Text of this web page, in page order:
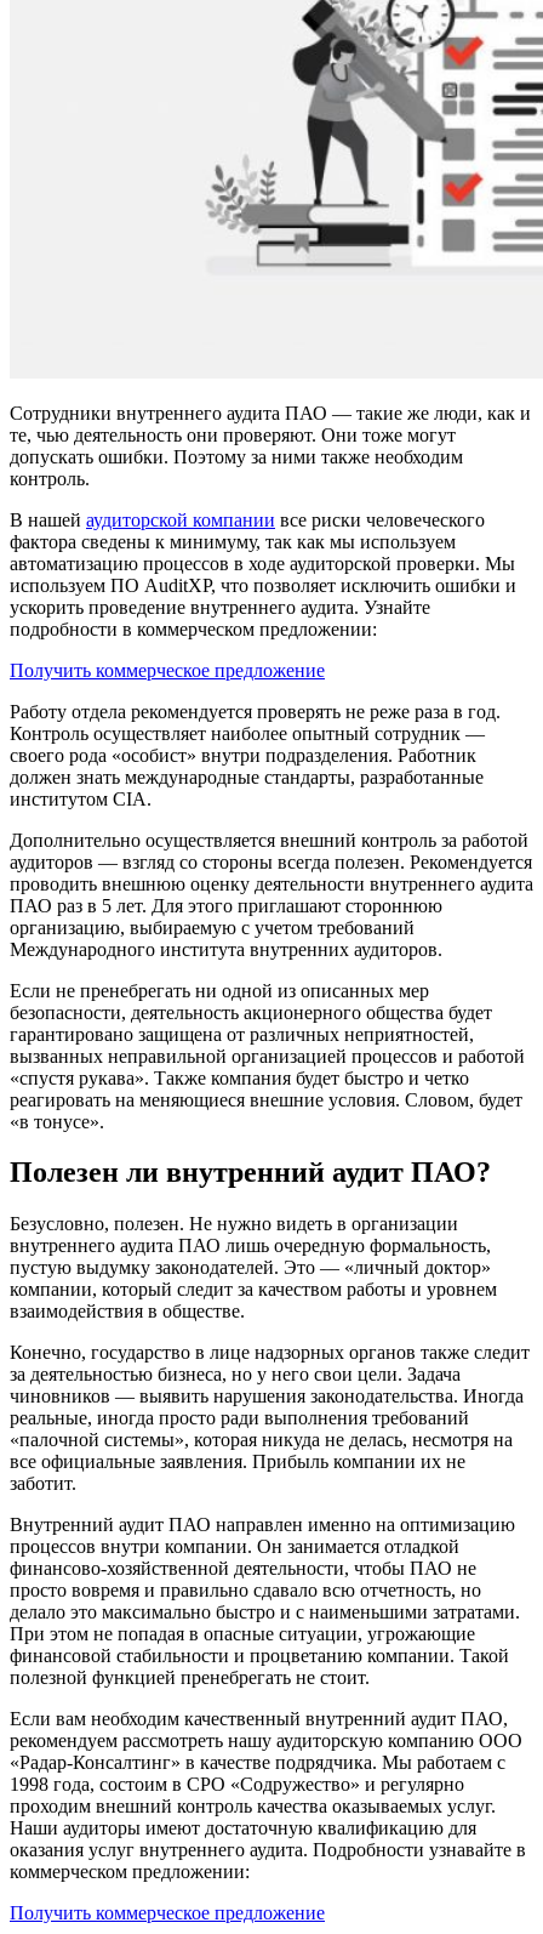
Сотрудники внутреннего аудита ПАО — такие же люди, как и
те, чью деятельность они проверяют. Они тоже могут
допускать ошибки. Поэтому за ними также необходим
контроль.
В нашей аудиторской компании все риски человеческого
фактора сведены к минимуму, так как мы используем
автоматизацию процессов в ходе аудиторской проверки. Мы
используем ПО AuditXP, что позволяет исключить ошибки и
ускорить проведение внутреннего аудита. Узнайте
подробности в коммерческом предложении:
Получить коммерческое предложение
Работу отдела рекомендуется проверять не реже раза в год.
Контроль осуществляет наиболее опытный сотрудник —
своего рода «особист» внутри подразделения. Работник
должен знать международные стандарты, разработанные
институтом CIA.
Дополнительно осуществляется внешний контроль за работой
аудиторов — взгляд со стороны всегда полезен. Рекомендуется
проводить внешнюю оценку деятельности внутреннего аудита
ПАО раз в 5 лет. Для этого приглашают стороннюю
организацию, выбираемую с учетом требований
Международного института внутренних аудиторов.
Если не пренебрегать ни одной из описанных мер
безопасности, деятельность акционерного общества будет
гарантировано защищена от различных неприятностей,
вызванных неправильной организацией процессов и работой
«спустя рукава». Также компания будет быстро и четко
реагировать на меняющиеся внешние условия. Словом, будет
«в тонусе».
Полезен ли внутренний аудит ПАО?
Безусловно, полезен. Не нужно видеть в организации
внутреннего аудита ПАО лишь очередную формальность,
пустую выдумку законодателей. Это — «личный доктор»
компании, который следит за качеством работы и уровнем
взаимодействия в обществе.
Конечно, государство в лице надзорных органов также следит
за деятельностью бизнеса, но у него свои цели. Задача
чиновников — выявить нарушения законодательства. Иногда
реальные, иногда просто ради выполнения требований
«палочной системы», которая никуда не делась, несмотря на
все официальные заявления. Прибыль компании их не
заботит.
Внутренний аудит ПАО направлен именно на оптимизацию
процессов внутри компании. Он занимается отладкой
финансово-хозяйственной деятельности, чтобы ПАО не
просто вовремя и правильно сдавало всю отчетность, но
делало это максимально быстро и с наименьшими затратами.
При этом не попадая в опасные ситуации, угрожающие
финансовой стабильности и процветанию компании. Такой
полезной функцией пренебрегать не стоит.
Если вам необходим качественный внутренний аудит ПАО,
рекомендуем рассмотреть нашу аудиторскую компанию ООО
«Радар-Консалтинг» в качестве подрядчика. Мы работаем с
1998 года, состоим в СРО «Содружество» и регулярно
проходим внешний контроль качества оказываемых услуг.
Наши аудиторы имеют достаточную квалификацию для
оказания услуг внутреннего аудита. Подробности узнавайте в
коммерческом предложении:
Получить коммерческое предложение